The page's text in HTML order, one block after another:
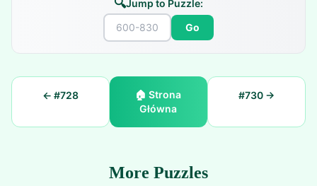
🔍Jump to Puzzle:
Go
← #728 🏠Strona
Główna
#730→
More Puzzles